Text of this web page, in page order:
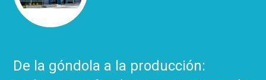
De la góndola a la producción: